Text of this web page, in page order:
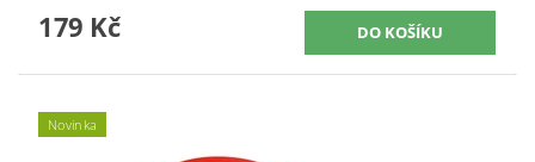
179 Kč
Novinka